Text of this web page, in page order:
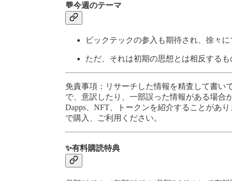
💬今週のテーマ
ビックテックの参入も期待され、徐々に
ただ、それは初期の思想とは相反するも
免責事項：リサーチした情報を精査して書い
で、意訳したり、一部誤った情報がある場合
Dapps、NFT、トークンを紹介することがあ
で購入、ご利用ください。
✨有料購読特典